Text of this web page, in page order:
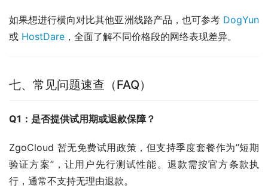
如果想进行横向对比其他亚洲线路产品，也可参考 DogYun
或 HostDare ，全面了解不同价格段的网络表现差异。
七、常见问题速查（FAQ）
Q1：是否提供试用期或退款保障？
ZgoCloud 暂无免费试用政策，但支持季度套餐作为”短期
验证方案”，让用户先行测试性能。退款需按官方条款执
行，通常不支持无理由退款。